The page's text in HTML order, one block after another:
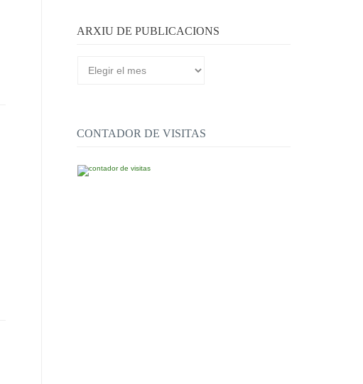
ARXIU DE PUBLICACIONS
CONTADOR DE VISITAS